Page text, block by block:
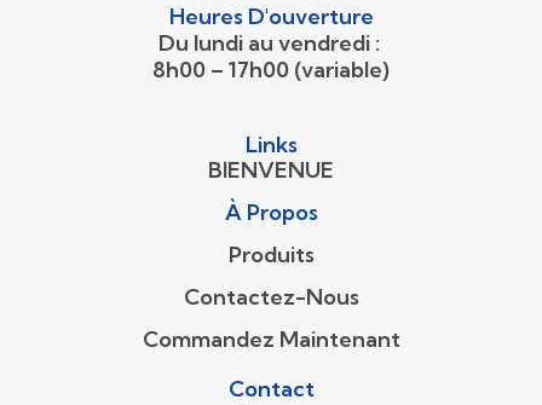
Heures D'ouverture
Du lundi au vendredi :
8h00 – 17h00 (variable)
Links
BIENVENUE
À Propos
Produits
Contactez-Nous
Commandez Maintenant
Contact